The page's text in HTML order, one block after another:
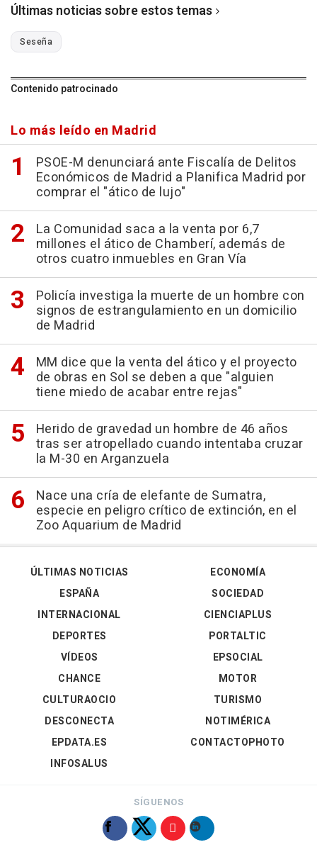
Últimas noticias sobre estos temas
Seseña
Contenido patrocinado
Lo más leído en Madrid
PSOE-M denunciará ante Fiscalía de Delitos
Económicos de Madrid a Planifica Madrid por
comprar el "ático de lujo"
La Comunidad saca a la venta por 6,7
millones el ático de Chamberí, además de
otros cuatro inmuebles en Gran Vía
Policía investiga la muerte de un hombre con
signos de estrangulamiento en un domicilio
de Madrid
MM dice que la venta del ático y el proyecto
de obras en Sol se deben a que "alguien
tiene miedo de acabar entre rejas"
Herido de gravedad un hombre de 46 años
tras ser atropellado cuando intentaba cruzar
la M-30 en Arganzuela
Nace una cría de elefante de Sumatra,
especie en peligro crítico de extinción, en el
Zoo Aquarium de Madrid
ÚLTIMAS NOTICIAS
ESPAÑA
INTERNACIONAL
DEPORTES
VÍDEOS
ECONOMÍA
SOCIEDAD
CIENCIAPLUS
PORTALTIC
EPSOCIAL
CHANCE
CULTURAOCIO
DESCONECTA
EPDATA.ES
INFOSALUS
MOTOR
TURISMO
NOTIMÉRICA
CONTACTOPHOTO
SÍGUENOS